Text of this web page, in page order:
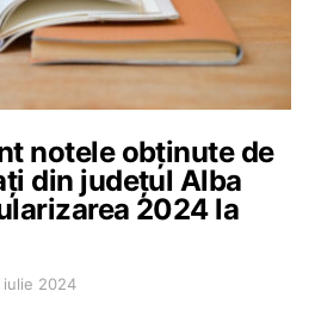
notele obținute de
din județul Alba
2024 la
iulie 2024